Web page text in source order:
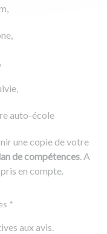
auto-école
une copie de votre
de compétences. A
en compte.
*
aux avis.